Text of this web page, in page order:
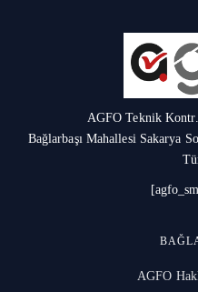
AGFO Teknik
Bağlarbaşı Mahallesi Sakarya
AGFO